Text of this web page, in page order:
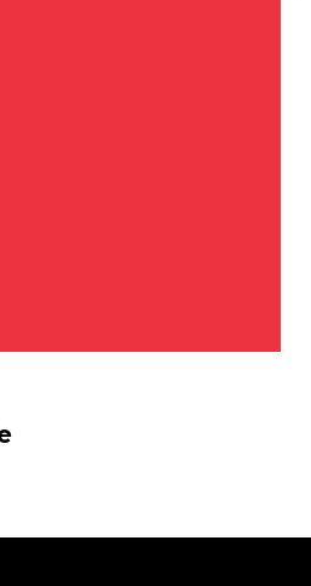
5 personen.
per persoon (inclusief een